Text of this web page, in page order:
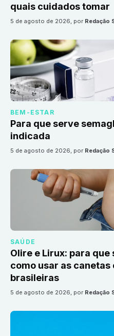
quais cuidados tomar
5 de agosto de 2026, por Redação
BEM-ESTAR
Para que serve
indicada
5 de agosto de 2026, por Redação
SAÚDE
Olire e Lirux: para
como usar as
brasileiras
5 de agosto de 2026, por Redação